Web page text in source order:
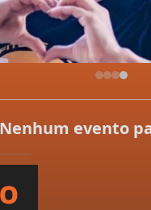
Nenhum evento